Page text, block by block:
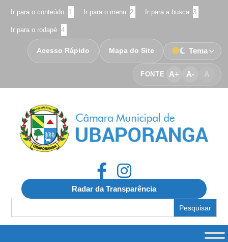
Ir para o conteúdo 1 Ir para o menu 2 Ir para a busca 3
Ir para o rodapé 4
FONTE A+ A- A
Acesso Rápido Mapa do Site Tema
Radar da Transparência
for: